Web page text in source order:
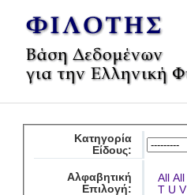
Κατηγορία
Είδους:
Αλφαβητική
Επιλογή:
All All
T U V